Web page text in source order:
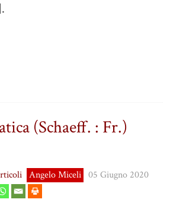
(Schaeff. : Fr.)
Angelo Miceli 05 Giugno 2020